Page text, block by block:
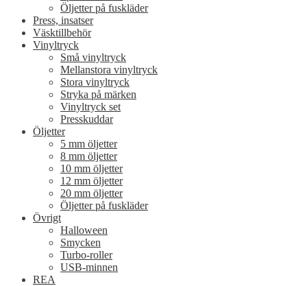
Öljetter på fuskläder
Press, insatser
Väsktillbehör
Vinyltryck
Små vinyltryck
Mellanstora vinyltryck
Stora vinyltryck
Stryka på märken
Vinyltryck set
Presskuddar
Öljetter
5 mm öljetter
8 mm öljetter
10 mm öljetter
12 mm öljetter
20 mm öljetter
Öljetter på fuskläder
Övrigt
Halloween
Smycken
Turbo-roller
USB-minnen
REA